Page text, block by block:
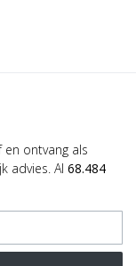
en ontvang als
advies. Al 68.484